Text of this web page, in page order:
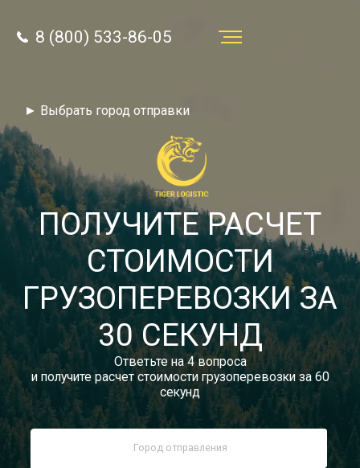
8 (800) 533-86-05
Звонок по России бесплатный
autotransport24@yandex.ru
Заказать звонок
Тарифы
Отзывы
Статьи
Новости
Документы
Контакты
► Выбрать город отправки
8 (800) 533-86-05
ПОЛУЧИТЕ РАСЧЕТ
СТОИМОСТИ
ГРУЗОПЕРЕВОЗКИ ЗА
30 СЕКУНД
Ответьте на 4 вопроса
и получите расчет стоимости грузоперевозки за 60
секунд